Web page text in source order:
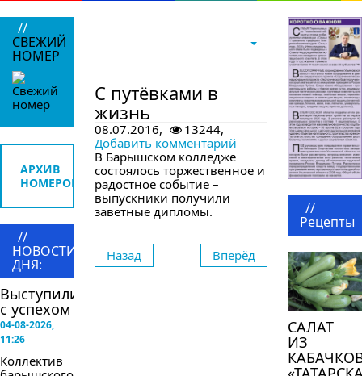
//
СВЕЖИЙ
НОМЕР
АРХИВ
НОМЕРОВ
//
НОВОСТИ
ДНЯ:
Выступили
с успехом
04-08-2026,
11:26
Коллектив
С путёвками в
жизнь
08.07.2016,
13244,
Добавить комментарий
В Барышском колледже
состоялось торжественное и
радостное событие –
выпускники получили
заветные дипломы.
Назад Вперёд
//
Рецепты
САЛАТ
ИЗ